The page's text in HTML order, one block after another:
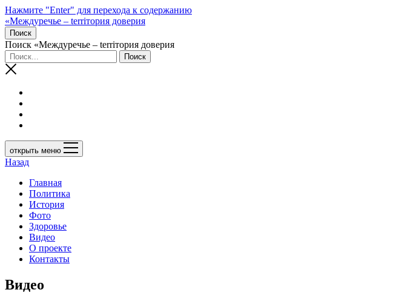
Нажмите "Enter" для перехода к содержанию
«Междуречье – terriтория доверия
Поиск
Поиск «Междуречье – terriтория доверия
открыть меню
Назад
Главная
Политика
История
Фото
Здоровье
Видео
О проекте
Контакты
Видео